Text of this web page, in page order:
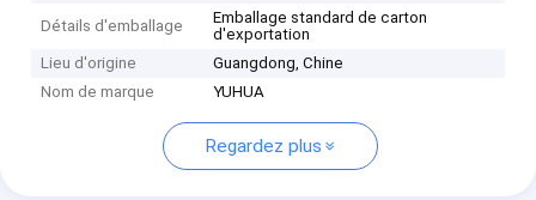
Détails d'emballage
Emballage standard de carton
d'exportation
Lieu d'origine
Guangdong, Chine
Nom de marque
YUHUA
Regardez plus